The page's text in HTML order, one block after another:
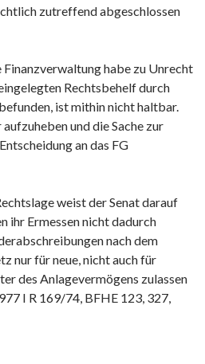
zutreffend abgeschlossen
Finanzverwaltung habe zu Unrecht
Rechtsbehelf durch
ist mithin nicht haltbar.
und die Sache zur
an das FG
weist der Senat darauf
ihr Ermessen nicht dadurch
nach dem
nur für neue, nicht auch für
des Anlagevermögens zulassen
I R 169/74, BFHE 123, 327,